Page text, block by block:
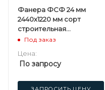
Фанера ФСФ 24 мм
2440х1220 мм сорт
строительная
нешлифованная
Под заказ
Цена:
По запросу